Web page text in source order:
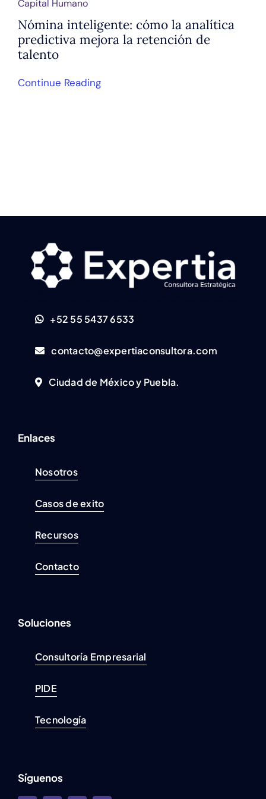
Capital Humano
Nómina inteligente: cómo la analítica
predictiva mejora la retención de
talento
Continue Reading
+52 55 5437 6533
contacto@expertiaconsultora.com
Ciudad de México y Puebla.
Enlaces
Nosotros
Casos de exito
Recursos
Contacto
Soluciones
Consultoría Empresarial
PIDE
Tecnología
Síguenos